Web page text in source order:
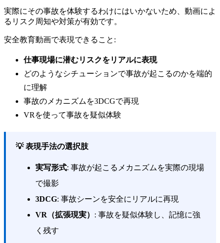
実際にその事故を体験するわけにはいかないため、動画によ
るリスク周知や対策が有効です。
安全教育動画で表現できること:
仕事現場に潜むリスクをリアルに表現
どのようなシチューションで事故が起こるのかを端的
に理解
事故のメカニズムを3DCGで再現
VRを使って事故を疑似体験
💡 表現手法の選択肢
実写形式: 事故が起こるメカニズムを実際の現場
で撮影
3DCG: 事故シーンを安全にリアルに再現
VR（拡張現実） : 事故を疑似体験し、記憶に強
く残す